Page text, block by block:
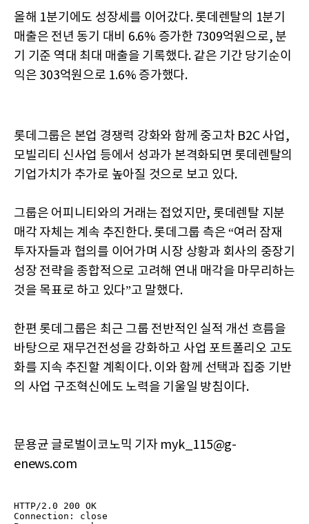
올해 1분기에도 성장세를 이어갔다. 롯데렌탈의 1분기
매출은 전년 동기 대비 6.6% 증가한 7309억원으로, 분
기 기준 역대 최대 매출을 기록했다. 같은 기간 당기순이
익은 303억원으로 1.6% 증가했다.
롯데그룹은 본업 경쟁력 강화와 함께 중고차 B2C 사업,
모빌리티 신사업 등에서 성과가 본격화되면 롯데렌탈의
기업가치가 추가로 높아질 것으로 보고 있다.
그룹은 어피니티와의 거래는 접었지만, 롯데렌탈 지분
매각 자체는 계속 추진한다. 롯데그룹 측은 “여러 잠재
투자자들과 협의를 이어가며 시장 상황과 회사의 중장기
성장 전략을 종합적으로 고려해 연내 매각을 마무리하는
것을 목표로 하고 있다”고 말했다.
한편 롯데그룹은 최근 그룹 전반적인 실적 개선 흐름을
바탕으로 재무건전성을 강화하고 사업 포트폴리오 고도
화를 지속 추진할 계획이다. 이와 함께 선택과 집중 기반
의 사업 구조혁신에도 노력을 기울일 방침이다.
문용균 글로벌이코노믹 기자 myk_115@g-
enews.com